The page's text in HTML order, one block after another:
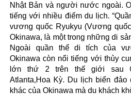
Nhật Bản và người nước ngoài.
tiếng với nhiều điểm du lịch.
vương quốc Ryukyu (Vương
Okinawa, là một trong những di
Ngoài quần thể di tích của
Okinawa còn nổi tiếng với thủy
lớn thứ 2 trên thế giới sau
Atlanta,Hoa Kỳ. Du lịch biển đảo
khác của Okinawa mà du khách